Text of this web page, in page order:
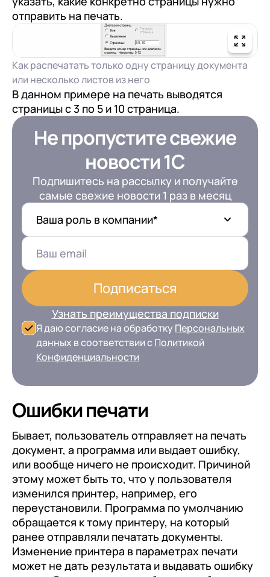
отправить на печать.
Как распечатать только одну страницу документа
или несколько листов из него
В данном примере на печать выводятся
страницы с 3 по 5 и 10 страница.
Не пропустите свежие
новости 1С
Подпишитесь на рассылку и получайте
самые свежие новости 1 раз в месяц
Ваша роль в компании*
Подписаться
Узнать преимущества подписки
Я даю согласие на обработку Персональных
данных в соответствии сПолитикой
Конфиденциальности
Ошибки печати
Бывает, пользователь отправляет на печать
документ, а программа или выдает ошибку,
или вообще ничего не происходит. Причиной
этому может быть то, что у пользователя
изменился принтер, например, его
переустановили. Программа по умолчанию
обращается к тому принтеру, на который
ранее отправляли печатать документы.
Изменение принтера в параметрах печати
может не дать результата и выдавать ошибку
данныхв соответствии сПолитикой
Конфиденциальности